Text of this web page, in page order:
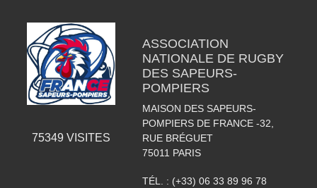
75349 VISITES
ASSOCIATION
NATIONALE DE RUGBY
DES SAPEURS-
POMPIERS
MAISON DES SAPEURS-
POMPIERS DE FRANCE -32,
RUE BRÉGUET
75011 PARIS
TÉL. : (+33) 06 33 89 96 78